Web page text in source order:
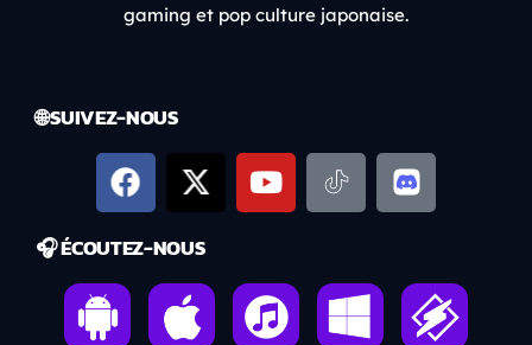
gaming et pop culture japonaise.
🌐 SUIVEZ-NOUS
🎧 ÉCOUTEZ-NOUS